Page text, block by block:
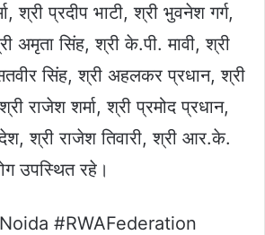
श्री प्रदीप भाटी, श्री भुवनेश गर्ग,
अमृता सिंह, श्री के.पी. मावी, श्री
सिंह, श्री अहलकर प्रधान, श्री
राजेश शर्मा, श्री प्रमोद प्रधान,
श्री राजेश तिवारी, श्री आर.के.
उपस्थित रहे।
#RWAFederation